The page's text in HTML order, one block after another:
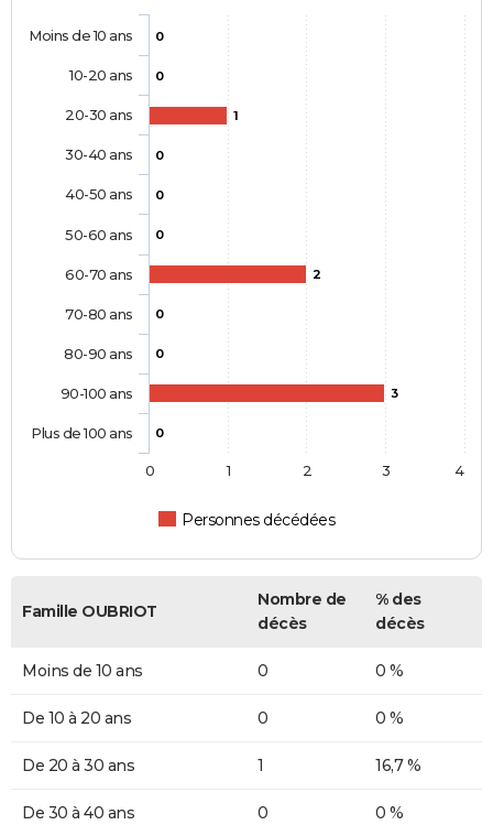
0
0
1
0
0
0
2
0
0
3
0
Personnes décédées
Moins de 10 ans
10-20 ans
20-30 ans
30-40 ans
40-50 ans
50-60 ans
60-70 ans
70-80 ans
80-90 ans
90-100 ans
Plus de 100 ans
0 1 2 3 4
Famille OUBRIOT
Nombre de
décès
% des
décès
Moins de 10 ans 0 0 %
De 10 à 20 ans 0 0 %
De 20 à 30 ans 1 16,7 %
De 30 à 40 ans 0 0 %